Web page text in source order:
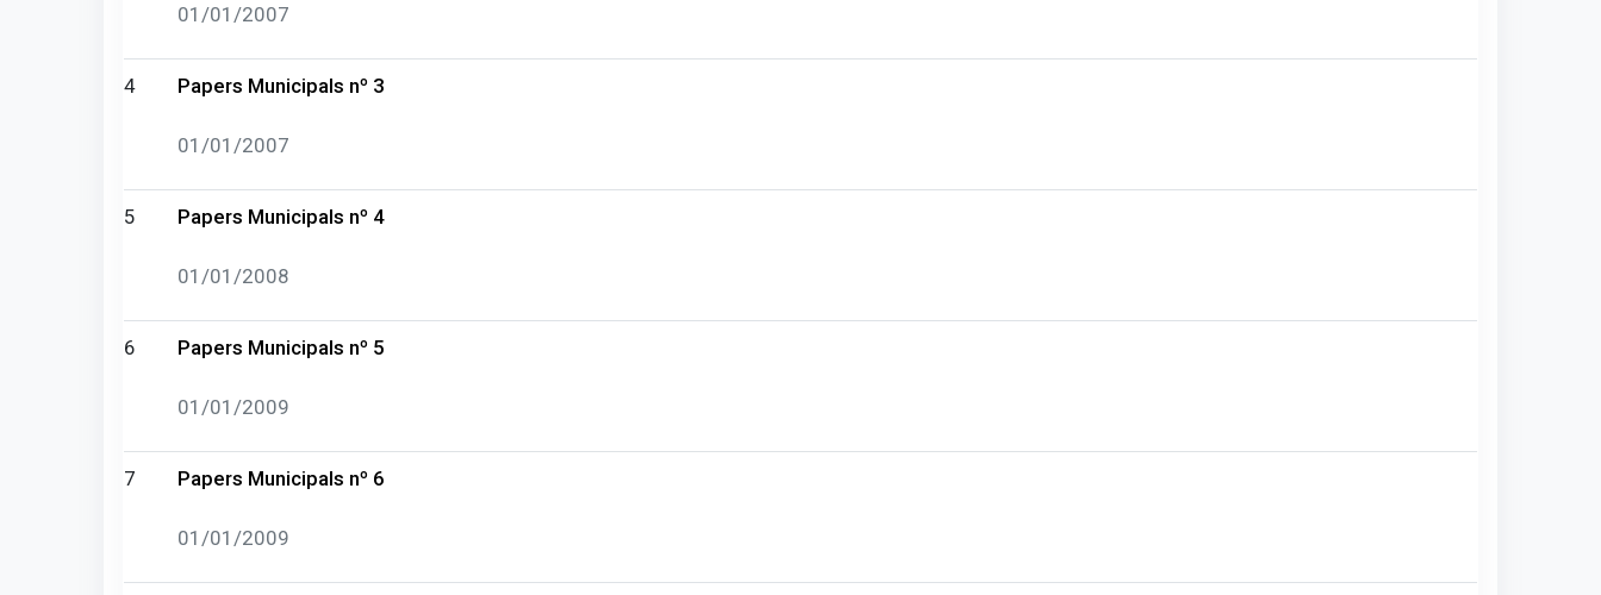
01/01/2007
4 Papers Municipals nº 3
01/01/2007
5 Papers Municipals nº 4
01/01/2008
6 Papers Municipals nº 5
01/01/2009
7 Papers Municipals nº 6
01/01/2009